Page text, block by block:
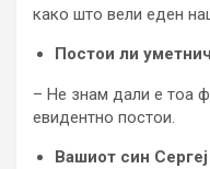
како што вели еден
Постои ли
– Не знам дали е тоа
евидентно постои.
Вашиот син